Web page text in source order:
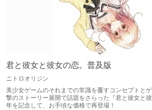
君と彼女と彼女の恋。普及版
ニトロオリジン
美少女ゲームのそれまでの常識を覆すコンセプトと
撃のストーリー展開で話題をさらった『君と彼女と
年を記念して、お手頃な価格で再登場！